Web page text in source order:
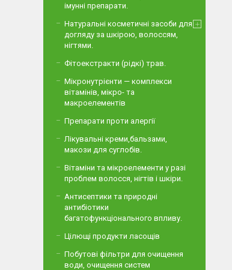
імунні препарати.
Натуральні косметичні засоби для
догляду за шкірою, волоссям,
нігтями.
Фітоекстракти (рідкі) трав.
Мікронутрієнти — комплекси
вітамінів, мікро- та
макроелементів
Препарати проти алергії
Лікувальні креми,бальзами,
макози для суглобів.
Вітаміни та мікроелементи у разі
проблем волосся, нігтів і шкіри.
Антисептики та природні
антибіотики
багатофункціонального впливу.
Цілющі продукти ласощів
Побутові фільтри для очищення
води, очищення систем